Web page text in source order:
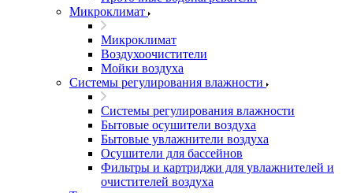
Микроклимат
Микроклимат
Воздухоочистители
Мойки воздуха
Системы регулирования влажности
Системы регулирования влажности
Бытовые осушители воздуха
Бытовые увлажнители воздуха
Осушители для бассейнов
Фильтры и картриджи для увлажнителей и
очистителей воздуха